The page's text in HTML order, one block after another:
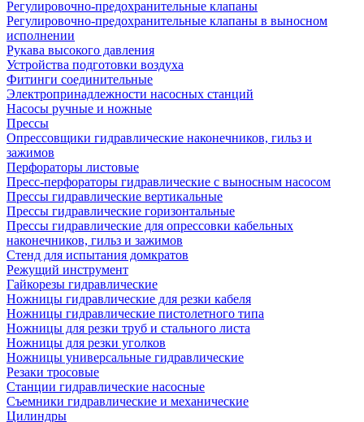
Регулировочно-предохранительные клапаны
Регулировочно-предохранительные клапаны в выносном
исполнении
Рукава высокого давления
Устройства подготовки воздуха
Фитинги соединительные
Электропринадлежности насосных станций
Насосы ручные и ножные
Прессы
Опрессовщики гидравлические наконечников, гильз и
зажимов
Перфораторы листовые
Пресс-перфораторы гидравлические с выносным насосом
Прессы гидравлические вертикальные
Прессы гидравлические горизонтальные
Прессы гидравлические для опрессовки кабельных
наконечников, гильз и зажимов
Стенд для испытания домкратов
Режущий инструмент
Гайкорезы гидравлические
Ножницы гидравлические для резки кабеля
Ножницы гидравлические пистолетного типа
Ножницы для резки труб и стального листа
Ножницы для резки уголков
Ножницы универсальные гидравлические
Резаки тросовые
Станции гидравлические насосные
Съемники гидравлические и механические
Цилиндры